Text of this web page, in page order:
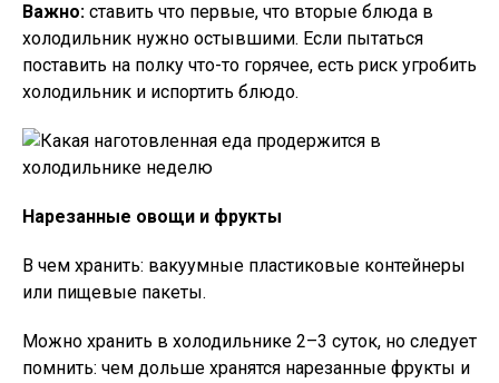
Важно: ставить что первые, что вторые блюда в
холодильник нужно остывшими. Если пытаться
поставить на полку что-то горячее, есть риск угробить
холодильник и испортить блюдо.
Нарезанные овощи и фрукты
В чем хранить: вакуумные пластиковые контейнеры
или пищевые пакеты.
Можно хранить в холодильнике 2–3 суток, но следует
помнить: чем дольше хранятся нарезанные фрукты и